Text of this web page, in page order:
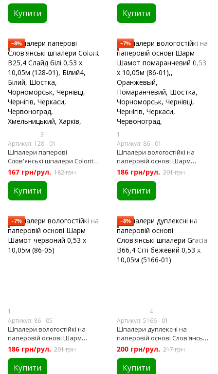
Купити Купити
−8%
3
Артикул: 128 - 01
Шпалери паперові
Слов'янські шпалери Colorit
В25,4 Слайд білі 0,53 х 10,05м
(128-01)
167 грн/рул. 182 грн
Купити
−7%
1
Артикул: 86 - 01
Шпалери вологостійкі на
паперовій основі Шарм
Шамот помаранчевий 0,53 х
10,05м (86-01),
186 грн/рул. 201 грн
Купити
−7%
1
Артикул: 86 - 05
Шпалери вологостійкі на
паперовій основі Шарм
Шамот червоний 0,53 х 10,05м
(86-05)
186 грн/рул. 201 грн
Купити
−8%
4
Артикул: 5166 - 01
Шпалери дуплексні на
паперовій основі Слов'янські
шпалери Gracia В66,4 Сіті
бежевий 0,53 х 10,05м (5166-
01)
200 грн/рул. 217 грн
Купити